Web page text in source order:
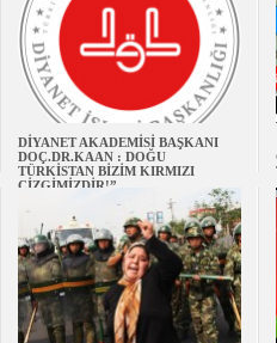
DİYANET AKADEMİSİ BAŞKANI
DOÇ.DR.KAAN : DOĞU
TÜRKİSTAN BİZİM KIRMIZI
ÇİZGİMİZDİR!”